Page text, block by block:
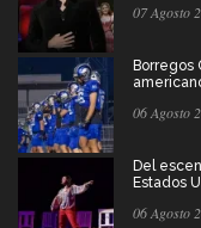
07 Agosto
Borregos
06 Agosto
Del
Estados
06 Agosto